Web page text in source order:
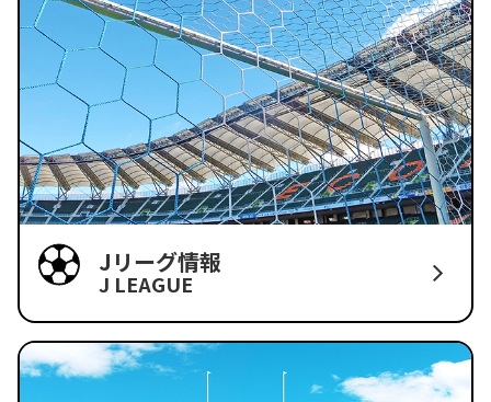
Jリーグ情報
J LEAGUE